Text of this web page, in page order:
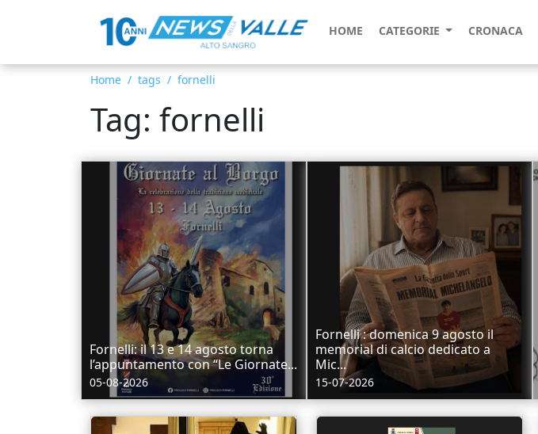
HOME CATEGORIE CRONACA
Home tags fornelli
Tag: fornelli
Fornelli: il 13 e 14 agosto torna
l’appuntamento con “Le Giornate...
05-08-2026
Fornelli : domenica 9 agosto il
memorial di calcio dedicato a
Mic...
15-07-2026